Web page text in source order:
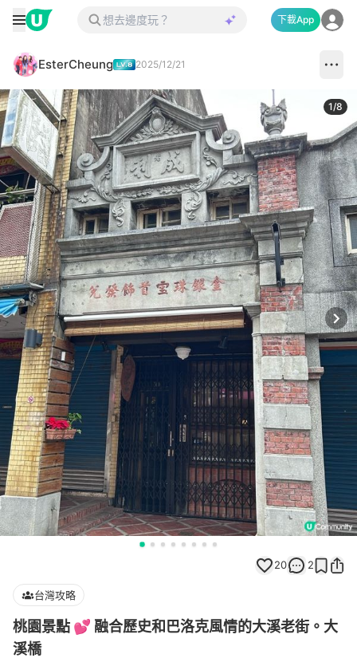
下載App
EsterCheung 2025/12/21
1/8
20 2
台灣攻略
桃園景點 💕 融合歷史和巴洛克風情的大溪老街。大
溪橋